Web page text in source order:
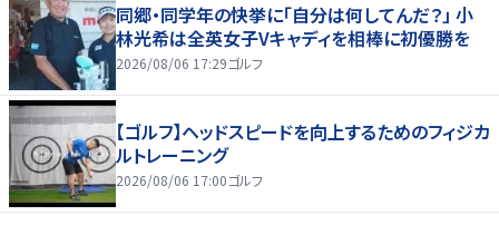
同郷・同学年の快挙に「自分は何してんだ？」 小
林光希は全英女子Vキャディを相棒に初優勝を
2026/08/06 17:29ゴルフ
【ゴルフ】ヘッドスピードを向上するためのフィジカ
ルトレーニング
2026/08/06 17:00ゴルフ